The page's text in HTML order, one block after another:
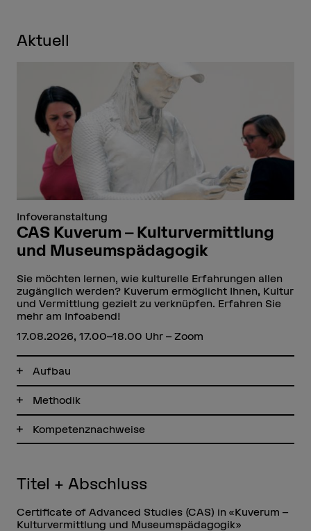
Aktuell
Infoveranstaltung
CAS Kuverum – Kulturvermittlung
und Museumspädagogik
Sie möchten lernen, wie kulturelle Erfahrungen allen
zugänglich werden? Kuverum ermöglicht Ihnen, Kultur
und Vermittlung gezielt zu verknüpfen. Erfahren Sie
mehr am Infoabend!
17.08.2026, 17.00–18.00 Uhr – Zoom
Aufbau
Methodik
Kompetenznachweise
Titel + Abschluss
Certificate of Advanced Studies (CAS) in «Kuverum –
Kulturvermittlung und Museumspädagogik»